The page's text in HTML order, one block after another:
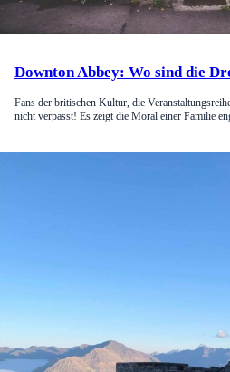
Downton Abbey: Wo sind die
Fans der britischen Kultur, die
nicht verpasst! Es zeigt die Moral einer Familie